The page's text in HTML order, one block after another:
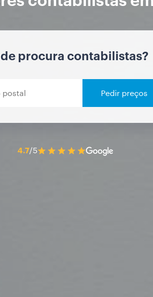
procura contabilistas?
Pedir preços
4.7/5